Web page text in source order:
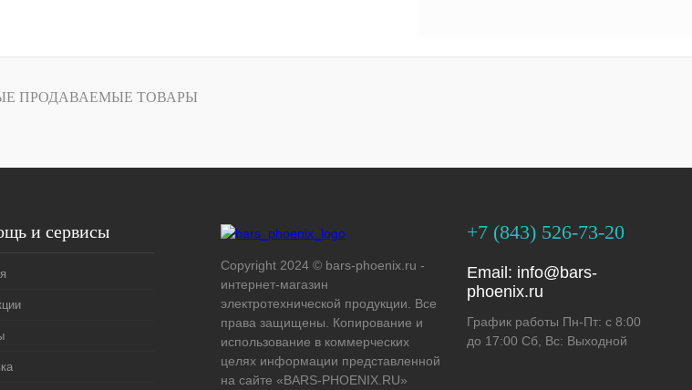
ПРОДАВАЕМЫЕ ТОВАРЫ
и сервисы
Copyright 2024 © bars-phoenix.ru -
интернет-магазин
электротехнической продукции. Все
права защищены. Копирование и
использование в коммерческих
целях информации представленной
на сайте «BARS-PHOENIX.RU»
+7 (843) 526-73-20
Email: info@bars-
phoenix.ru
График работы Пн-Пт: с 8:00
до 17:00 Сб, Вс: Выходной